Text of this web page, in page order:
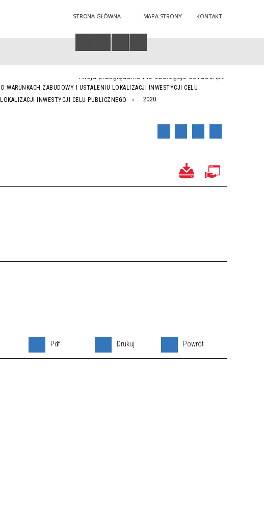
STRONA GŁÓWNA MAPA STRONY KONTAKT
Twoja przeglądarka nie obsługuje JavaScript
WARUNKACH ZABUDOWY I USTALENIU LOKALIZACJI INWESTYCJI CELU
INWESTYCJI CELU PUBLICZNEGO 2020
Pdf Drukuj Powrót